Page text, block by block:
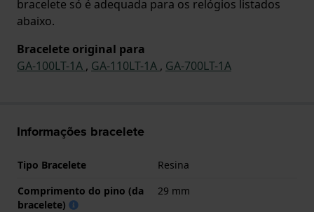
bracelete só é adequada para os relógios listados
abaixo.
Bracelete original para
GA-100LT-1A , GA-110LT-1A , GA-700LT-1A
Informações bracelete
Tipo Bracelete
Resina
Comprimento do pino (da
bracelete)
29 mm